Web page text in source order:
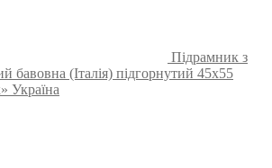
Підрамник з
бавовна (Італія) підгорнутий 45х55
Україна